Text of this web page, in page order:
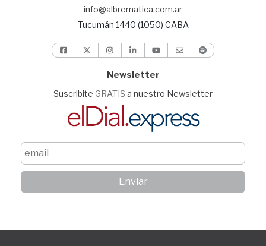
info@albrematica.com.ar
Tucumán 1440 (1050) CABA
Newsletter
Suscribite GRATIS a nuestro Newsletter